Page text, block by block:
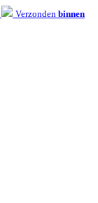
Verzonden binnen